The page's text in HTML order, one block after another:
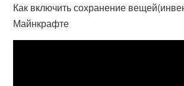
Как включить сохранение
Майнкрафте